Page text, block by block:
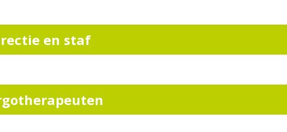
en staf